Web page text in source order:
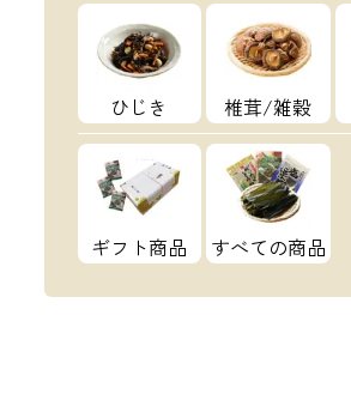
ひじき 椎茸/雑穀
ギフト商品 すべての商品